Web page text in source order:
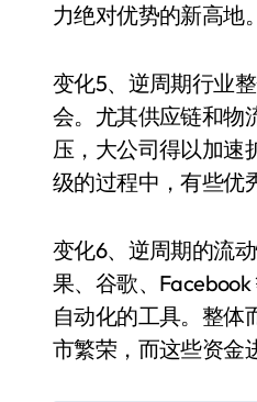
力绝对优势的新高地。
变化5、逆周期行业
会。尤其供应链和物
压，大公司得以加速
级的过程中，有些优
变化6、逆周期的流
果、谷歌、
自动化的工具。整体
市繁荣，而这些资金